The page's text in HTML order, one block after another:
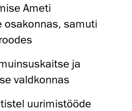
Ameti
osakonnas, samuti
ja
valdkonnas
uurimistööde